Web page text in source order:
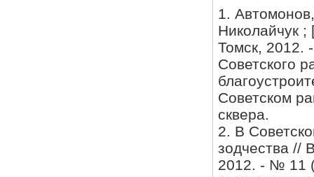
1.
Николайчук
Томск, 2012.
Советского
Советском
сквера.
2. В
зодчества //
2012. - № 11